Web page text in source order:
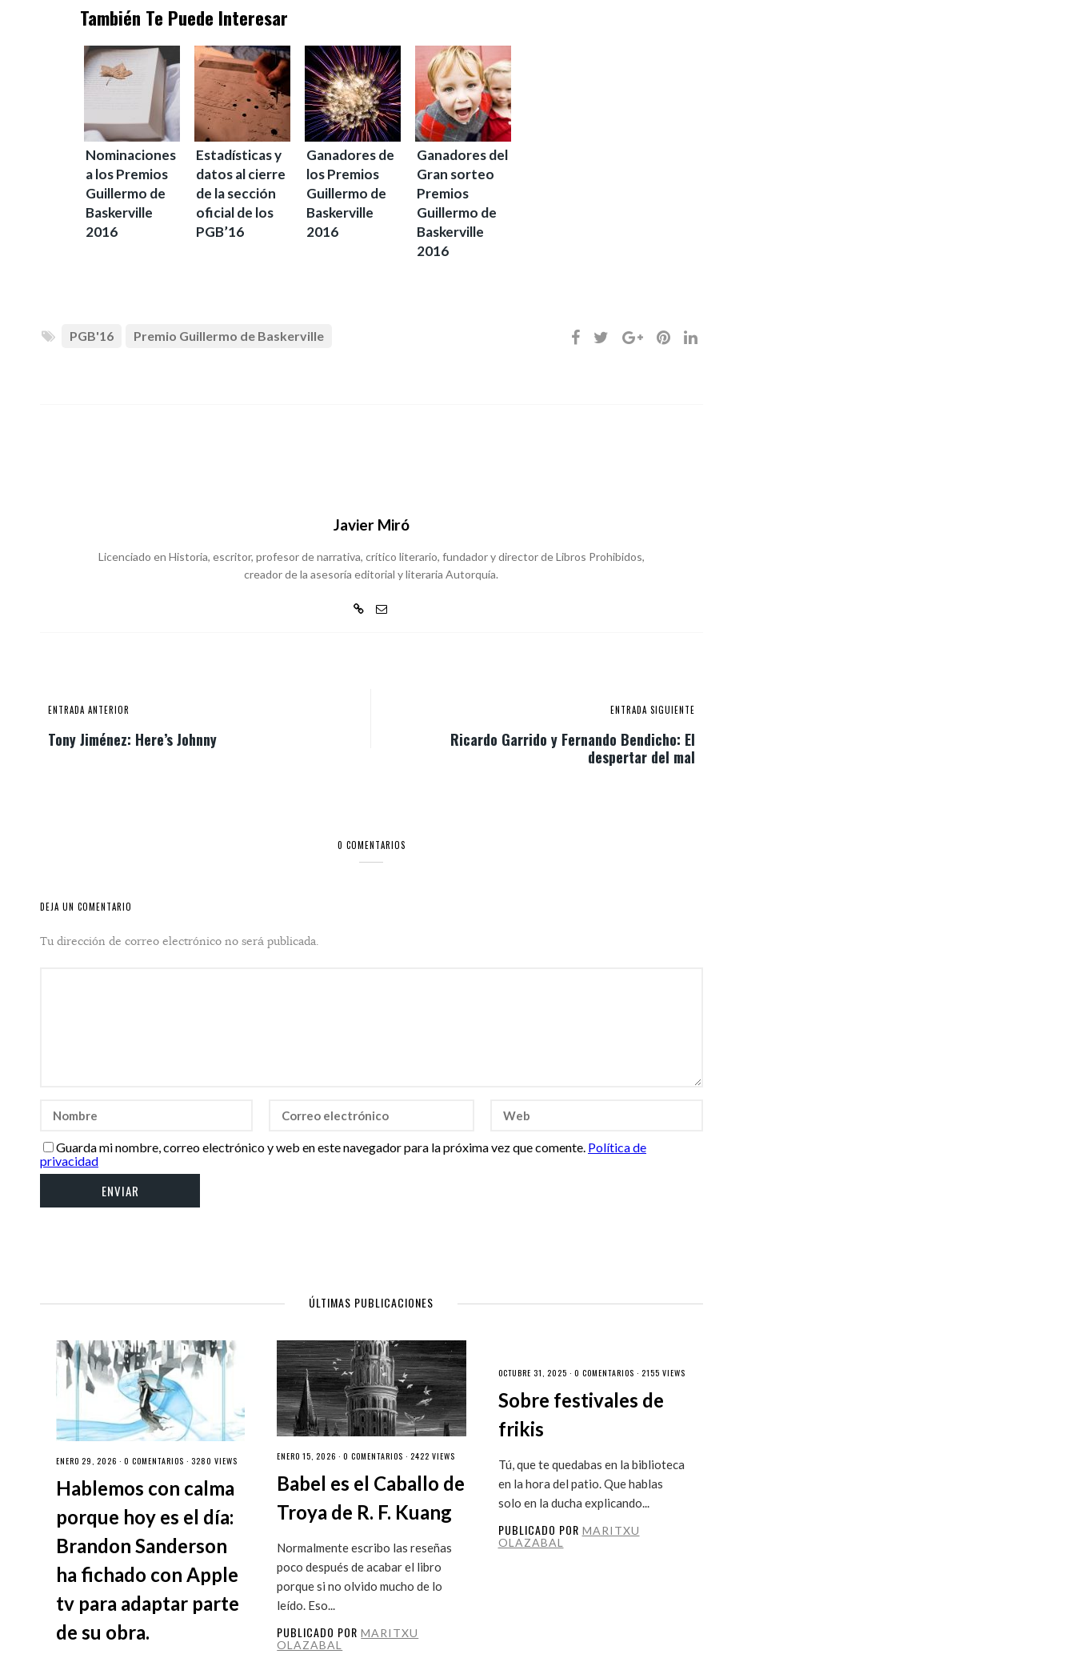
También Te Puede Interesar
Nominaciones
a los Premios
Guillermo de
Baskerville
2016
Estadísticas y
datos al cierre
de la sección
oficial de los
PGB’16
Ganadores de
los Premios
Guillermo de
Baskerville
2016
Ganadores del
Gran sorteo
Premios
Guillermo de
Baskerville
2016
PGB'16 Premio Guillermo de Baskerville
Javier Miró
Licenciado en Historia, escritor, profesor de narrativa, crítico literario, fundador y director de Libros Prohibidos,
creador de la asesoría editorial y literaria Autorquía.
ENTRADA ANTERIOR
Tony Jiménez: Here’s Johnny
ENTRADA SIGUIENTE
Ricardo Garrido y Fernando Bendicho: El
despertar del mal
0 COMENTARIOS
DEJA UN COMENTARIO
Tu dirección de correo electrónico no será publicada.
Guarda mi nombre, correo electrónico y web en este navegador para la próxima vez que comente. Política de
privacidad
ÚLTIMAS PUBLICACIONES
ENERO 29, 2026 · 0 COMENTARIOS · 3280 VIEWS
Hablemos con calma
porque hoy es el día:
Brandon Sanderson
ha fichado con Apple
tv para adaptar parte
de su obra.
ENERO 15, 2026 ·0 COMENTARIOS · 2422 VIEWS
Babel es el Caballo de
Troya de R. F. Kuang
Normalmente escribo las reseñas
poco después de acabar el libro
porque si no olvido mucho de lo
leído. Eso...
PUBLICADO PORMARITXU
OLAZABAL
OCTUBRE 31, 2025 · 0 COMENTARIOS · 2155 VIEWS
Sobre festivales de
frikis
Tú, que te quedabas en la biblioteca
en la hora del patio. Que hablas
solo en la ducha explicando...
PUBLICADO POR MARITXU
OLAZABAL